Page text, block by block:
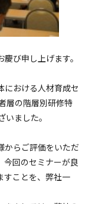
び申し上げます。
における人材育成セ
層の階層別研修特
ました。
からご評価をいただ
今回のセミナーが良
すことを、弊社一